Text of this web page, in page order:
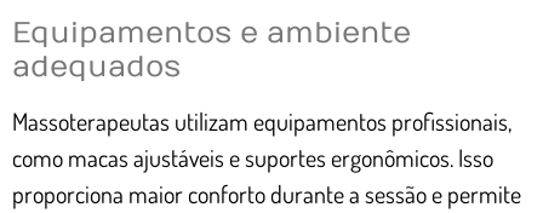
Equipamentos e ambiente
adequados
Massoterapeutas utilizam equipamentos profissionais,
como macas ajustáveis e suportes ergonômicos. Isso
proporciona maior conforto durante a sessão e permite